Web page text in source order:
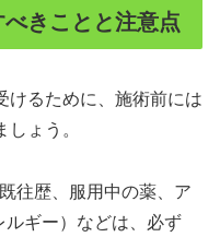
きことと注意点
けるために、施術前には
ょう。
既往歴、服用中の薬、ア
ルギー）などは、必ず